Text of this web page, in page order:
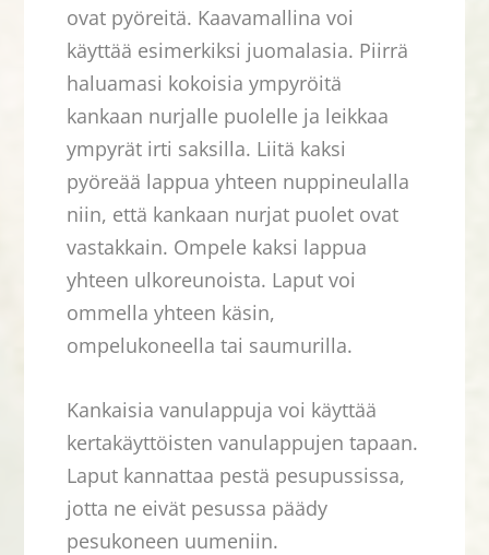
ovat pyöreitä. Kaavamallina voi
käyttää esimerkiksi juomalasia. Piirrä
haluamasi kokoisia ympyröitä
kankaan nurjalle puolelle ja leikkaa
ympyrät irti saksilla. Liitä kaksi
pyöreää lappua yhteen nuppineulalla
niin, että kankaan nurjat puolet ovat
vastakkain. Ompele kaksi lappua
yhteen ulkoreunoista. Laput voi
ommella yhteen käsin,
ompelukoneella tai saumurilla.
Kankaisia vanulappuja voi käyttää
kertakäyttöisten vanulappujen tapaan.
Laput kannattaa pestä pesupussissa,
jotta ne eivät pesussa päädy
pesukoneen uumeniin.